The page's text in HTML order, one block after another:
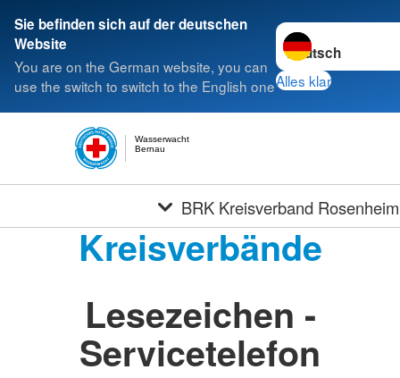
Sie befinden sich auf der deutschen
Website
You are on the German website, you can
use the switch to switch to the English one
Sprache wechseln
Alles klar
Bernau
Wasserwacht
BRK Kreisverband Rosenheim
Kreisverbände
Lesezeichen -
Servicetelefon